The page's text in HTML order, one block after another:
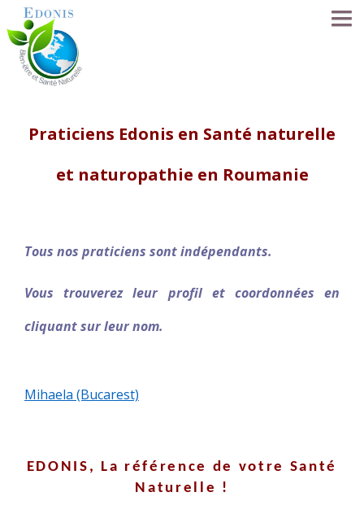
NOS PRATICIENS
Praticiens Edonis en Santé naturelle
et naturopathie en Roumanie
Tous nos praticiens sont indépendants.
Vous trouverez leur profil et coordonnées en
cliquant sur leur nom.
Mihaela (Bucarest)
EDONIS, La référence de votre Santé
Naturelle !